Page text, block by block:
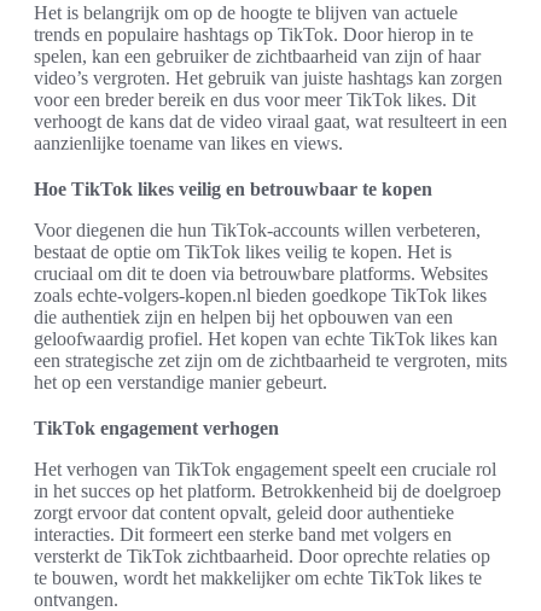
Het is belangrijk om op de hoogte te blijven van actuele
trends en populaire hashtags op TikTok. Door hierop in te
spelen, kan een gebruiker de zichtbaarheid van zijn of haar
video’s vergroten. Het gebruik van juiste hashtags kan zorgen
voor een breder bereik en dus voor meer TikTok likes. Dit
verhoogt de kans dat de video viraal gaat, wat resulteert in een
aanzienlijke toename van likes en views.
Hoe TikTok likes veilig en betrouwbaar te kopen
Voor diegenen die hun TikTok-accounts willen verbeteren,
bestaat de optie om TikTok likes veilig te kopen. Het is
cruciaal om dit te doen via betrouwbare platforms. Websites
zoals echte-volgers-kopen.nl bieden goedkope TikTok likes
die authentiek zijn en helpen bij het opbouwen van een
geloofwaardig profiel. Het kopen van echte TikTok likes kan
een strategische zet zijn om de zichtbaarheid te vergroten, mits
het op een verstandige manier gebeurt.
TikTok engagement verhogen
Het verhogen van TikTok engagement speelt een cruciale rol
in het succes op het platform. Betrokkenheid bij de doelgroep
zorgt ervoor dat content opvalt, geleid door authentieke
interacties. Dit formeert een sterke band met volgers en
versterkt de TikTok zichtbaarheid. Door oprechte relaties op
te bouwen, wordt het makkelijker om echte TikTok likes te
ontvangen.